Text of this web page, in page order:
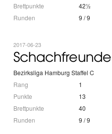
Brettpunkte
42½
Runden
9 / 9
2017-06-23
Schachfreunde
Bezirksliga Hamburg Staffel C
Rang
1
Punkte
13
Brettpunkte
40
Runden
9 / 9